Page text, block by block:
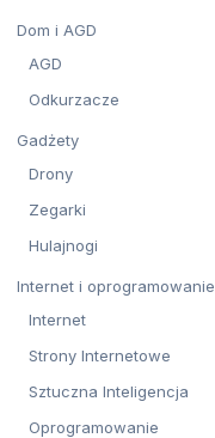
Dom i AGD
AGD
Odkurzacze
Gadżety
Drony
Zegarki
Hulajnogi
Internet i oprogramowanie
Internet
Strony Internetowe
Sztuczna Inteligencja
Oprogramowanie